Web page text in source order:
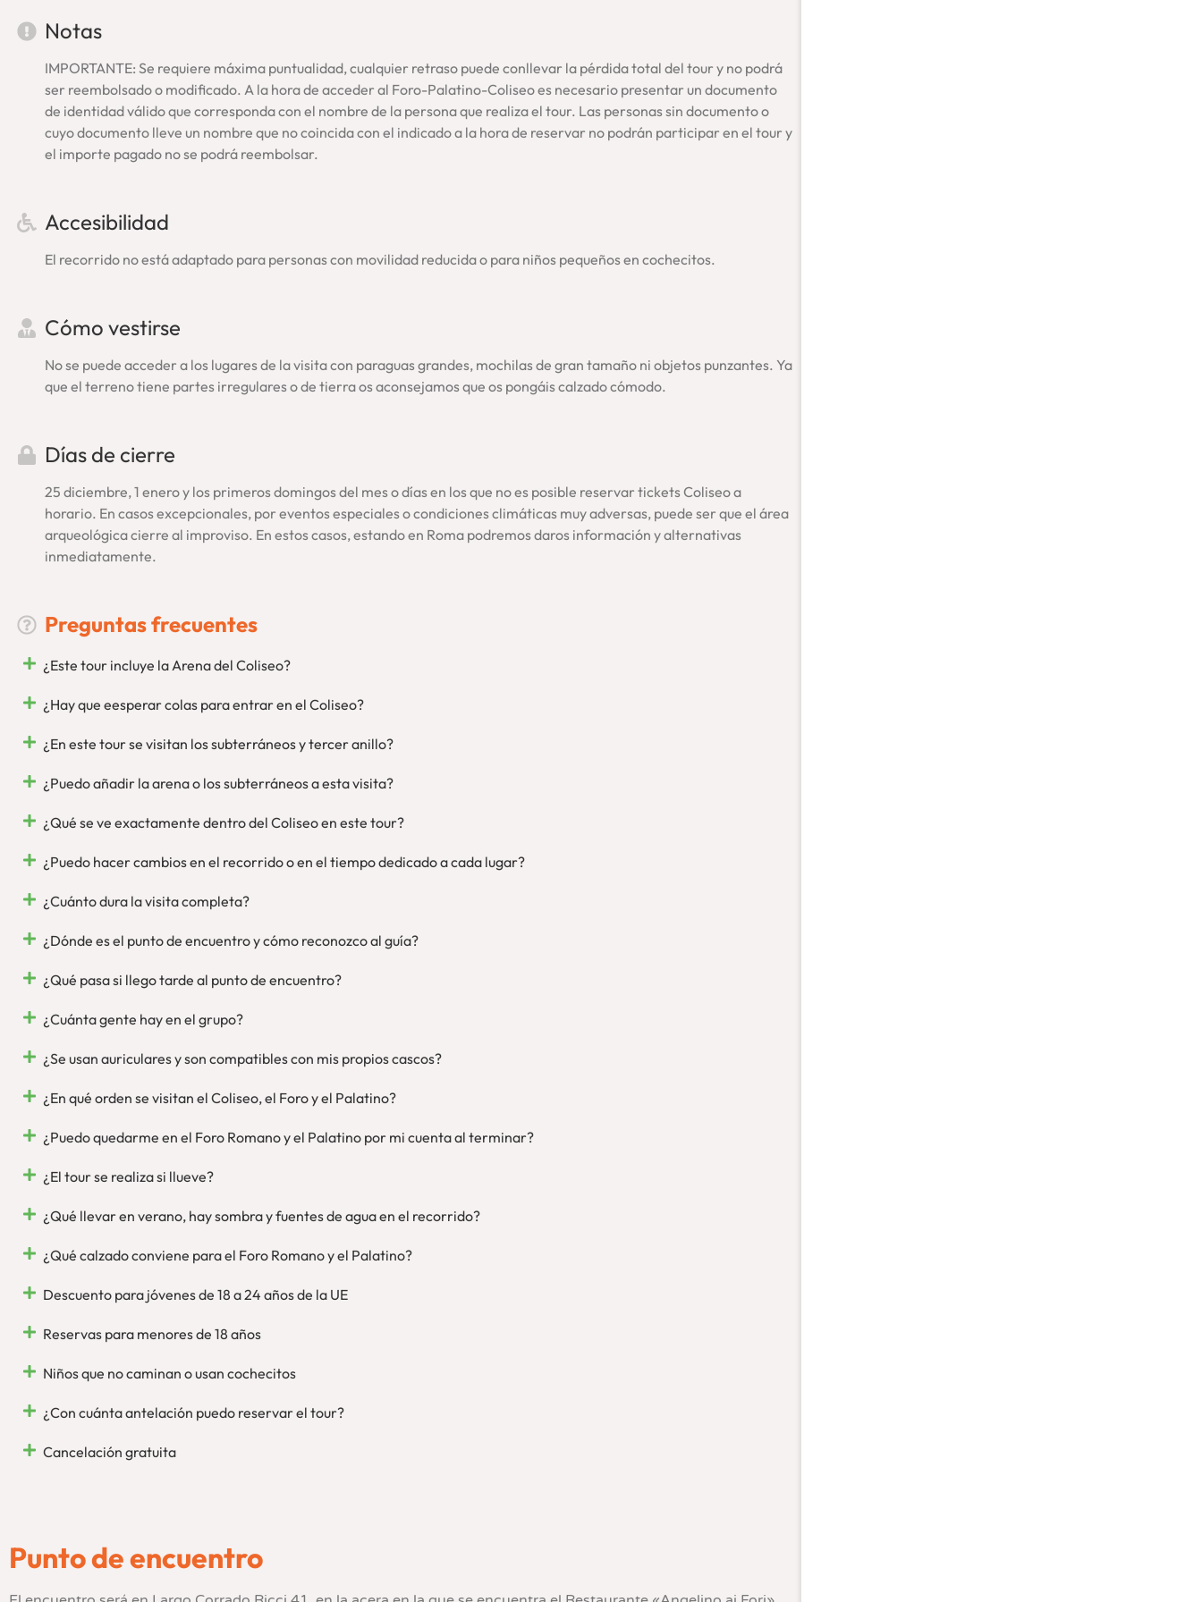
Tras la reserva y pago recibirás inmediatamente la confirmación del tour. A continuación, sin tener que esperar, te
enviaremos también el voucher con todos los detalles: lugar exacto de encuentro con nuestro guía, teléfono de asistencia y
confirmación del horario. Si no lo encuentras, por favor, revisa tu carpeta de ‘correo no deseado’ o escríbenos
info@enroma.com).Asegúrate tu plaza en una visita guiada Coliseo Roma, una experiencia amena, completa,
especial.
Visita Roma por completo
mayor comodidad. Se trata de una
con entradas incluidas en los Museos Vaticanos, el Coliseo, el Foro
Romano y el Palatino. Los tours se realizan, además, en grupos reducidos y con una guía especializada en español. Calidad
Tour Coliseo Romano… De lo mejor, EnRoma
¡Quedamos En Roma! Un juego de palabras, sí, pero también mucho más. Como empresa local, conscientes de que quien
mucho abarca poco aprieta, queremos seguir especializándonos en Roma. Tendrás, además,toda nuestra asistencia
Ponemos, por tanto, nuestro rostro y voz para que disfrutes de Roma, en persona.
Notas
IMPORTANTE: Se requiere máxima puntualidad, cualquier retraso puede conllevar la pérdida total del tour y no podrá
ser reembolsado o modificado. A la hora de acceder al Foro-Palatino-Coliseo es necesario presentar un documento
de identidad válido que corresponda con el nombre de la persona que realiza el tour. Las personas sin documento o
cuyo documento lleve un nombre que no coincida con el indicado a la hora de reservar no podrán participar en el tour y
el importe pagado no se podrá reembolsar.
Accesibilidad
El recorrido no está adaptado para personas con movilidad reducida o para niños pequeños en cochecitos.
Cómo vestirse
No se puede acceder a los lugares de la visita con paraguas grandes, mochilas de gran tamaño ni objetos punzantes. Ya
que el terreno tiene partes irregulares o de tierra os aconsejamos que os pongáis calzado cómodo.
Días de cierre
25 diciembre, 1 enero y los primeros domingos del mes o días en los que no es posible reservar tickets Coliseo a
horario. En casos excepcionales, por eventos especiales o condiciones climáticas muy adversas, puede ser que el área
arqueológica cierre al improviso. En estos casos, estando en Roma podremos daros información y alternativas
inmediatamente.
Preguntas frecuentes
¿Este tour incluye la Arena del Coliseo?
¿Hay que eesperar colas para entrar en el Coliseo?
¿En este tour se visitan los subterráneos y tercer anillo?
¿Puedo añadir la arena o los subterráneos a esta visita?
¿Qué se ve exactamente dentro del Coliseo en este tour?
¿Puedo hacer cambios en el recorrido o en el tiempo dedicado a cada lugar?
¿Cuánto dura la visita completa?
¿Dónde es el punto de encuentro y cómo reconozco al guía?
¿Qué pasa si llego tarde al punto de encuentro?
¿Cuánta gente hay en el grupo?
¿Se usan auriculares y son compatibles con mis propios cascos?
¿En qué orden se visitan el Coliseo, el Foro y el Palatino?
¿Puedo quedarme en el Foro Romano y el Palatino por mi cuenta al terminar?
¿El tour se realiza si llueve?
¿Qué llevar en verano, hay sombra y fuentes de agua en el recorrido?
¿Qué calzado conviene para el Foro Romano y el Palatino?
Descuento para jóvenes de 18 a 24 años de la UE
Reservas para menores de 18 años
Niños que no caminan o usan cochecitos
¿Con cuánta antelación puedo reservar el tour?
Cancelación gratuita
Punto de encuentro